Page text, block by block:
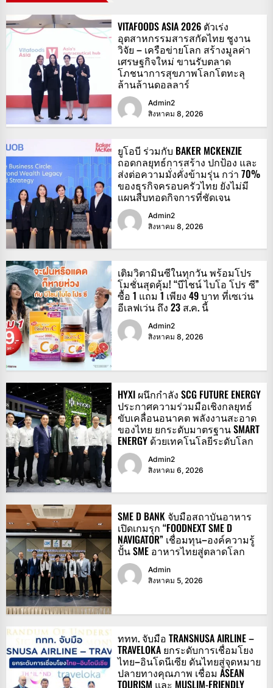
VITAFOODS ASIA 2026 ตัวเร่ง
อุตสาหกรรมสารสกัดไทย ชูงาน
วิจัย – เครือข่ายโลก สร้างมูลค่า
เศรษฐกิจใหม่ ขานรับตลาด
โภชนาการสุขภาพโลกโตทะลุ
ล้านล้านดอลลาร์
Admin2
สิงหาคม 8, 2026
ยูโอบี ร่วมกับ BAKER MCKENZIE
ถอดกลยุทธ์การสร้าง ปกป้อง และ
ส่งต่อความมั่งคั่งข้ามรุ่น กว่า 70%
ของธุรกิจครอบครัวไทย ยังไม่มี
แผนสืบทอดกิจการที่ชัดเจน
Admin2
สิงหาคม 8, 2026
เติมวิตามินซีในทุกวัน พร้อมโปร
โมชั่นสุดคุ้ม! “บีไชน์ ไบโอ โปร ซี”
ซื้อ 1 แถม 1 เพียง 49 บาท ที่เซเว่น
อีเลฟเว่น ถึง 23 ส.ค. นี้
Admin2
สิงหาคม 8, 2026
HYXI ผนึกกำลัง SCG FUTURE ENERGY
ประกาศความร่วมมือเชิงกลยุทธ์
ขับเคลื่อนอนาคต พลังงานสะอาด
ของไทย ยกระดับมาตรฐาน SMART
ENERGY ด้วยเทคโนโลยีระดับโลก
Admin2
สิงหาคม 6, 2026
SME D BANK จับมือสถาบันอาหาร
เปิดเกมรุก “FOODNEXT SME D
NAVIGATOR” เชื่อมทุน–องค์ความรู้
ปั้น SME อาหารไทยสู่ตลาดโลก
Admin
สิงหาคม 5, 2026
ททท. จับมือ TRANSNUSA AIRLINE –
TRAVELOKA ยกระดับการเชื่อมโยง
ไทย–อินโดนีเซีย ดันไทยสู่จุดหมาย
ปลายทางคุณภาพ เชื่อม ASEAN
TOURISM และ MUSLIM-FRIENDLY